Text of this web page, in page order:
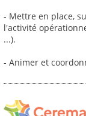
- Mettre en place,
l'activité
...).
- Animer et